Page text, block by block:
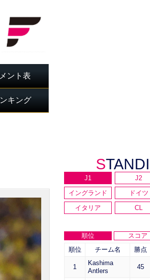
ント表
キング
J1 J2
イングランド
ドイツ
イタリア
CL
順位 スコア
順位
チーム名 勝点
1
Kashima
Antlers
45